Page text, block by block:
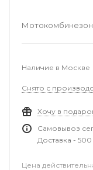
Мотокомбинезон
Наличие в Москве
Снято с
Хочу в
Самовывоз
Доставка -
Цена